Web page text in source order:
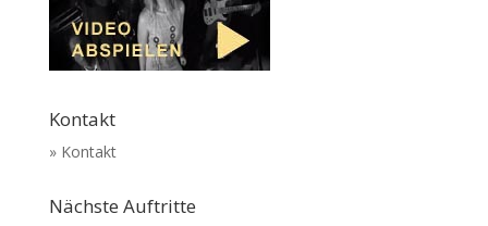
Kontakt
» Kontakt
Nächste Auftritte